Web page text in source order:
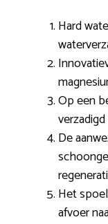
Hard
Op een
De
Het
afvoer